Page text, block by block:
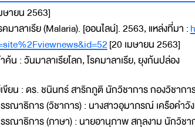
ษายน 2563]
คมาลาเรีย (Malaria). [ออนไลน์]. 2563, แหล่งที่มา :
[20 เมษายน 2563]
ค้น : วันมาลาเรียโลก, โรคมาลาเรีย, ยุงก้นปล่อง
ขียน : ดร. ชนินทร์ สาริกภูติ นักวิชาการ กองวิชา
รณาธิการ (วิชาการ) : นางสาวอุมาภรณ์ เครือค
รณาธิการ (ภาษา) : นายอานุภาพ สกุลงาม นักวิ